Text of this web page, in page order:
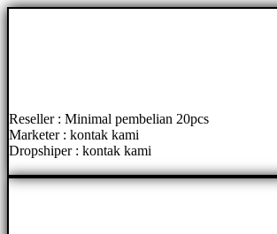
Reseller : Minimal pembelian 20pcs
Marketer : kontak kami
Dropshiper : kontak kami